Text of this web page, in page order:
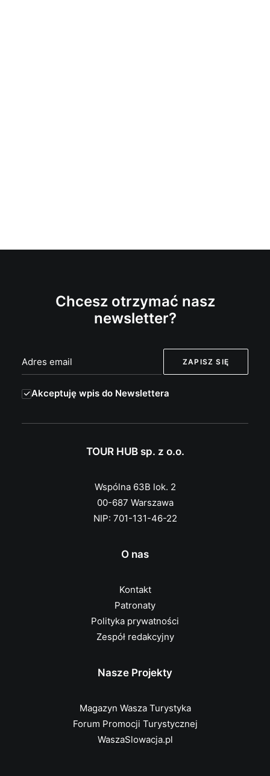
Chcesz otrzymać nasz
newsletter?
Akceptuję wpis do Newslettera
TOUR HUB sp. z o.o.
Wspólna 63B lok. 2
00-687 Warszawa
NIP: 701-131-46-22
O nas
Kontakt
Patronaty
Polityka prywatności
Zespół redakcyjny
Nasze Projekty
Magazyn Wasza Turystyka
Forum Promocji Turystycznej
WaszaSlowacja.pl